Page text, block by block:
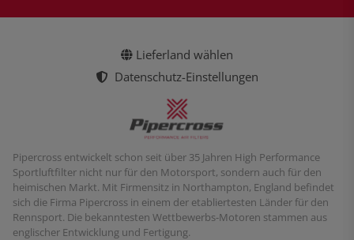
Lieferland wählen
Datenschutz-Einstellungen
Pipercross entwickelt schon seit über 35 Jahren High Performance
Sportluftfilter nicht nur für den Motorsport, sondern auch für den
heimischen Markt. Mit Firmensitz in Northampton, England befindet
sich die Firma Pipercross in einem der etabliertesten Länder für den
Rennsport. Die bekanntesten Wettbewerbs-Motoren stammen aus
englischer Entwicklung und Fertigung.